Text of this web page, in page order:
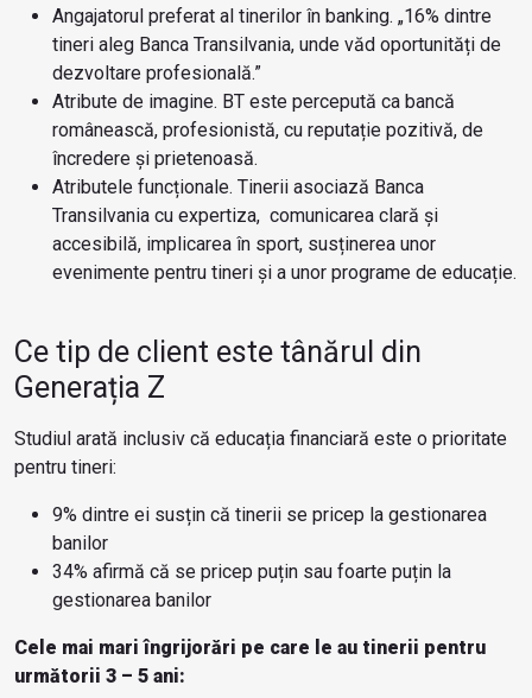
Angajatorul preferat al tinerilor în banking. „16% dintre
tineri aleg Banca Transilvania, unde văd oportunități de
dezvoltare profesională.”
Atribute de imagine. BT este percepută ca bancă
românească, profesionistă, cu reputație pozitivă, de
încredere și prietenoasă.
Atributele funcționale. Tinerii asociază Banca
Transilvania cu expertiza, comunicarea clară și
accesibilă, implicarea în sport, susținerea unor
evenimente pentru tineri și a unor programe de educație.
Ce tip de client este tânărul din
Generația Z
Studiul arată inclusiv că educația financiară este o prioritate
pentru tineri:
9% dintre ei susțin că tinerii se pricep la gestionarea
banilor
34% afirmă că se pricep puțin sau foarte puțin la
gestionarea banilor
Cele mai mari îngrijorări pe care le au tinerii pentru
următorii 3 – 5 ani: